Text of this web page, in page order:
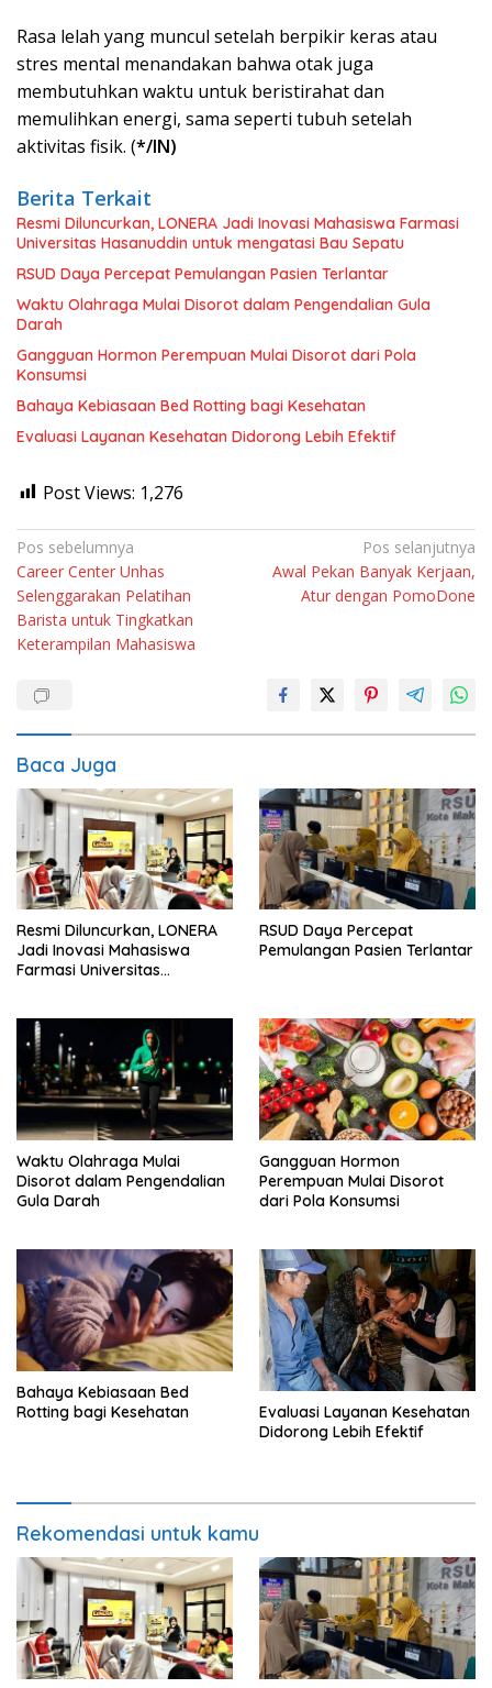
Rasa lelah yang muncul setelah berpikir keras atau
stres mental menandakan bahwa otak juga
membutuhkan waktu untuk beristirahat dan
memulihkan energi, sama seperti tubuh setelah
aktivitas fisik. (*/IN)
Berita Terkait
Resmi Diluncurkan, LONERA Jadi Inovasi Mahasiswa Farmasi
Universitas Hasanuddin untuk mengatasi Bau Sepatu
RSUD Daya Percepat Pemulangan Pasien Terlantar
Waktu Olahraga Mulai Disorot dalam Pengendalian Gula
Darah
Gangguan Hormon Perempuan Mulai Disorot dari Pola
Konsumsi
Bahaya Kebiasaan Bed Rotting bagi Kesehatan
Evaluasi Layanan Kesehatan Didorong Lebih Efektif
Post Views: 1,276
Navigasi
pos
Pos sebelumnya
Career Center Unhas
Selenggarakan Pelatihan
Barista untuk Tingkatkan
Keterampilan Mahasiswa
Pos selanjutnya
Awal Pekan Banyak Kerjaan,
Atur dengan PomoDone
Baca Juga
Resmi Diluncurkan, LONERA
Jadi Inovasi Mahasiswa
Farmasi Universitas
RSUD Daya Percepat
Pemulangan Pasien Terlantar
Waktu Olahraga Mulai
Disorot dalam Pengendalian
Gula Darah
Gangguan Hormon
Perempuan Mulai Disorot
dari Pola Konsumsi
Bahaya Kebiasaan Bed
Rotting bagi Kesehatan
Evaluasi Layanan Kesehatan
Didorong Lebih Efektif
Rekomendasi untuk kamu